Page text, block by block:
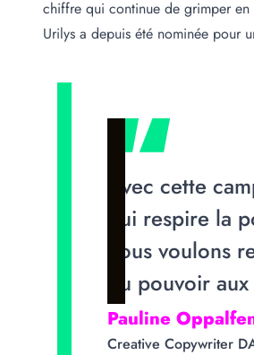
chiffre qui continue de grimper en
Urilys a depuis été nominée pour
Avec cette
qui respire la
nous voulons
du pouvoir
Pauline
Creative Copywriter